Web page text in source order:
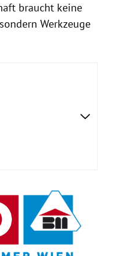
braucht keine
Werkzeuge
kira-